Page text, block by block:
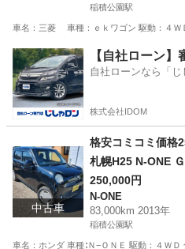
稲積公園駅
車名：三菱 車種：ｅｋワゴン 駆動：４Ｗ
北海道 札幌市 稲積公園駅
【自社ローン
自社ローンなら「
株式会社IDOM
中古車
格安コミコミ価格
札幌H25 N-ONE
250,000円
N-ONE
83,000km 2013年
稲積公園駅
車名：ホンダ 車種∶Ｎ−ＯＮＥ 駆動：４Ｗ